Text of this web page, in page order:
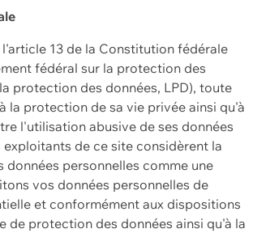
13 de la Constitution fédérale
fédéral sur la protection des
protection des données, LPD), toute
la protection de sa vie privée ainsi qu'à
l'utilisation abusive de ses données
exploitants de ce site considèrent la
personnelles comme une
vos données personnelles de
et conformément aux dispositions
de protection des données ainsi qu'à la